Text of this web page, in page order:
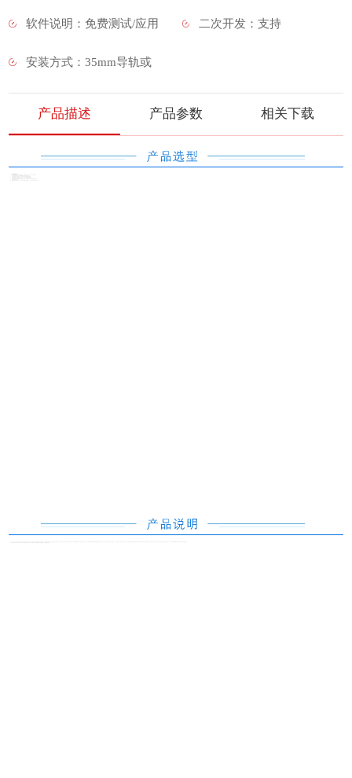
软件说明：免费测试/应用 二次开发：支持
安装方式：35mm导轨或
产品描述 产品参数 相关下载